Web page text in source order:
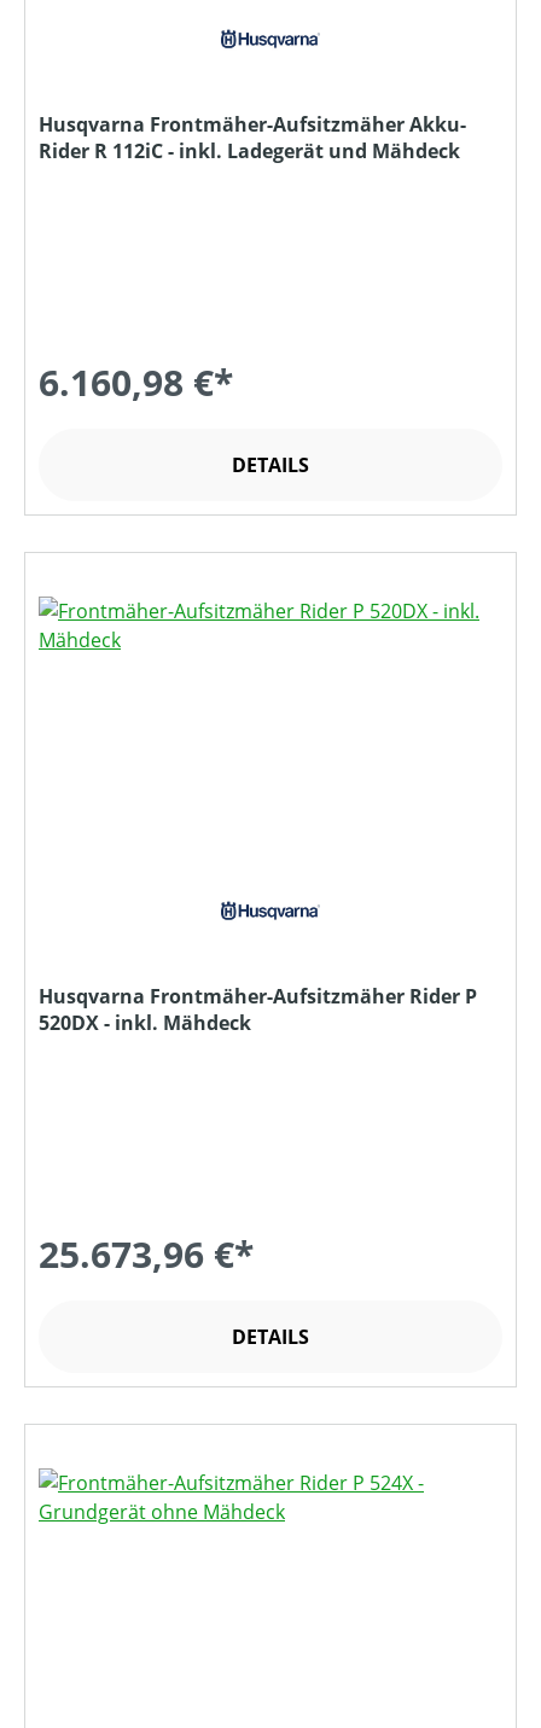
Husqvarna Frontmäher-Aufsitzmäher Akku-
Rider R 112iC - inkl. Ladegerät und Mähdeck
6.160,98 €*
DETAILS
Husqvarna Frontmäher-Aufsitzmäher Rider P
520DX - inkl. Mähdeck
25.673,96 €*
DETAILS